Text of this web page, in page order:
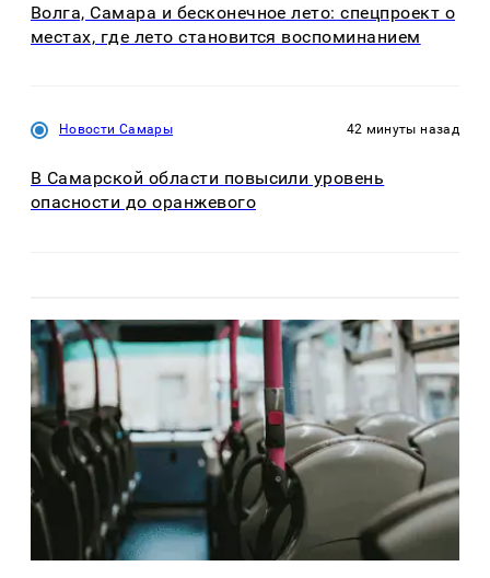
Волга, Самара и бесконечное лето: спецпроект о
местах, где лето становится воспоминанием
Новости Самары 42 минуты назад
В Самарской области повысили уровень
опасности до оранжевого